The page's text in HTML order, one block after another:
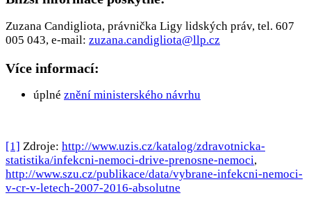
Zuzana Candigliota, právnička Ligy lidských práv, tel. 607
005 043, e-mail: zuzana.candigliota@llp.cz
Více informací:
úplné znění ministerského návrhu
[1] Zdroje: http://www.uzis.cz/katalog/zdravotnicka-
statistika/infekcni-nemoci-drive-prenosne-nemoci,
http://www.szu.cz/publikace/data/vybrane-infekcni-nemoci-
v-cr-v-letech-2007-2016-absolutne